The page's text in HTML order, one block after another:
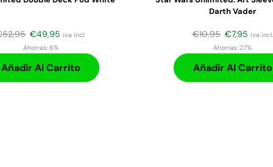
52,95 €49,95 iva incl.
Ahorras:6%
Añadir Al Carrito
Darth Vader
€10,95 €7,95 iva incl.
Ahorras: 27%
Añadir Al Carrito